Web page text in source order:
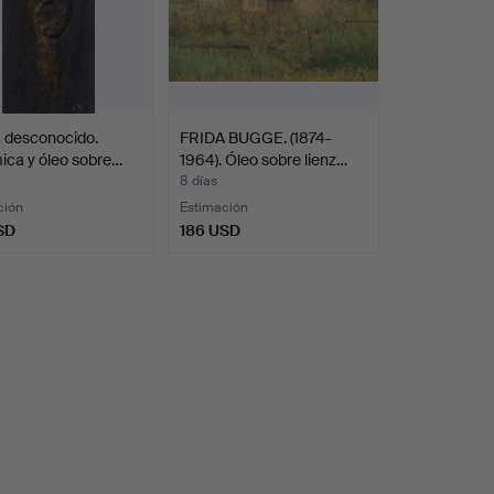
desconocido.
y óleo sobre…
FRIDA BUGGE. (1874-
1964). Óleo sobre lienz…
8 días
Estimación
186 USD